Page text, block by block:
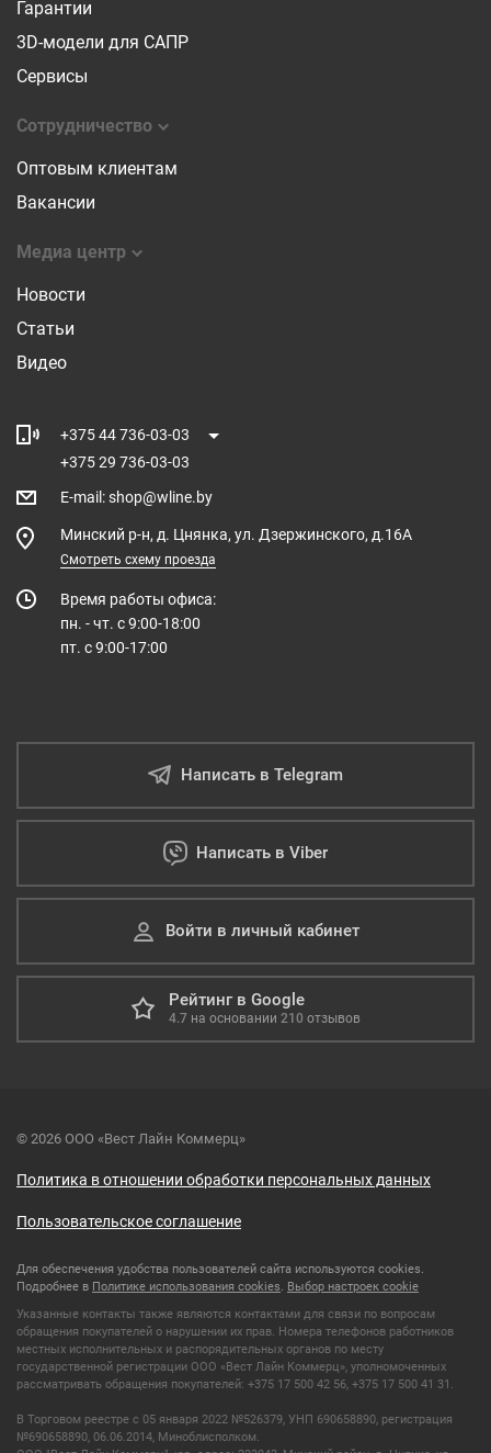
Гарантии
3D-модели для САПР
Сервисы
Сотрудничество
Оптовым клиентам
Вакансии
Медиа центр
Новости
Статьи
Видео
+375 44 736-03-03
+375 29 736-03-03
E-mail :shop@wline.by
Минский р-н, д. Цнянка, ул. Дзержинского, д.16А
Смотреть схему проезда
Время работы офиса:
пн. - чт. с 9:00-18:00
пт. с 9:00-17:00
Написать в Telegram
Написать в Viber
Войти в личный кабинет
Рейтинг в Google
4.7 на основании 210 отзывов
© 2026 ООО «Вест Лайн Коммерц»
Политика в отношении обработки персональных данных
Пользовательское соглашение
Для обеспечения удобства пользователей сайта используются cookies.
Подробнее в Политике использования cookies. Выбор настроек cookie
Указанные контакты также являются контактами для связи по вопросам
обращения покупателей о нарушении их прав. Номера телефонов работников
местных исполнительных и распорядительных органов по месту
государственной регистрации ООО «Вест Лайн Коммерц», уполномоченных
рассматривать обращения покупателей: +375 17 500 42 56, +375 17 500 41 31.
В Торговом реестре с 05 января 2022 №526379, УНП 690658890, регистрация
№690658890, 06.06.2014, Миноблисполком.